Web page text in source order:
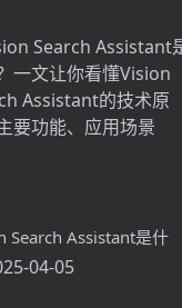
Search Assistant是什
文让你看懂Vision
04-05